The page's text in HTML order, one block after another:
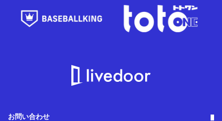
お問い合わせ